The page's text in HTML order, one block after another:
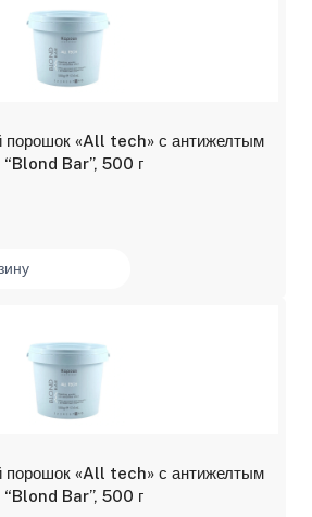
«All tech» с антижелтым
Bar”, 500 г
«All tech» с антижелтым
Bar”, 500 г